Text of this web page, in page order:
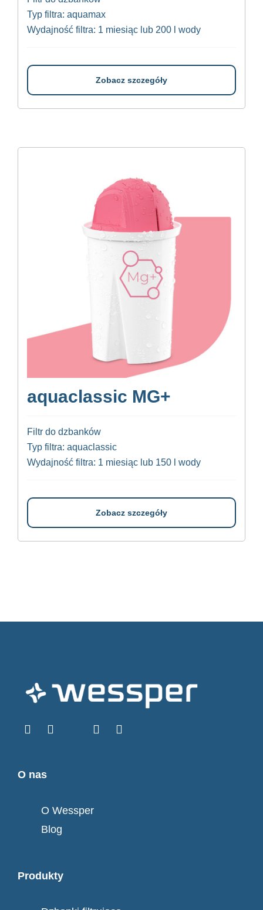
Typ filtra: aquamax
Wydajność filtra: 1 miesiąc lub 200 l wody
Zobacz szczegóły
aquaclassic MG+
Filtr do dzbanków
Typ filtra: aquaclassic
Wydajność filtra: 1 miesiąc lub 150 l wody
Zobacz szczegóły
O nas
O Wessper
Blog
Produkty